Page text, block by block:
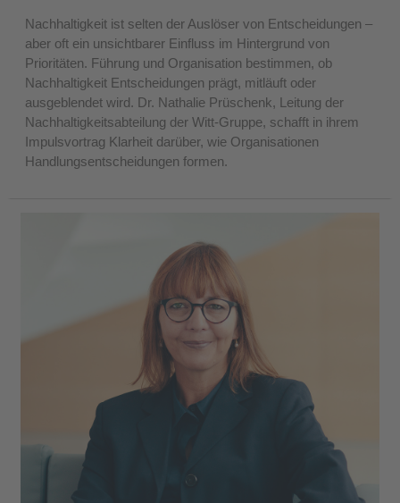
Nachhaltigkeit ist selten der Auslöser von Entscheidungen –
aber oft ein unsichtbarer Einfluss im Hintergrund von
Prioritäten. Führung und Organisation bestimmen, ob
Nachhaltigkeit Entscheidungen prägt, mitläuft oder
ausgeblendet wird. Dr. Nathalie Prüschenk, Leitung der
Nachhaltigkeitsabteilung der Witt-Gruppe, schafft in ihrem
Impulsvortrag Klarheit darüber, wie Organisationen
Handlungsentscheidungen formen.